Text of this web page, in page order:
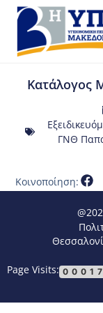
Κατάλογος
ΓΝΘ
Κοινοποίηση:
Page Visits: 00017